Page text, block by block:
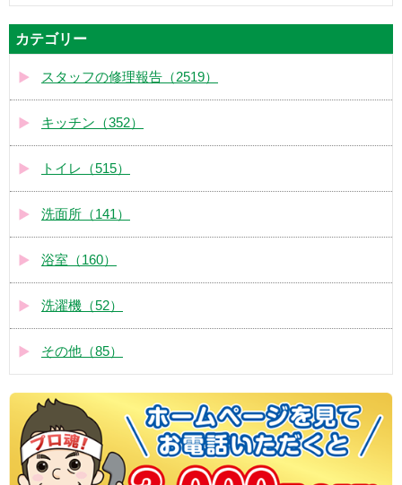
カテゴリー
スタッフの修理報告（2519）
キッチン（352）
トイレ（515）
洗面所（141）
浴室（160）
洗濯機（52）
その他（85）